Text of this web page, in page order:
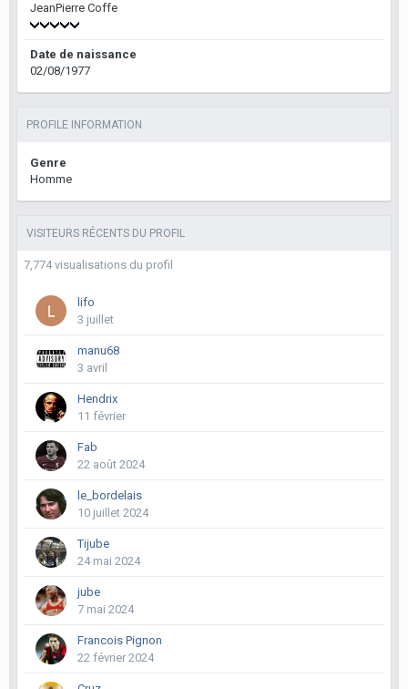
JeanPierre Coffe
Date de naissance
02/08/1977
PROFILE INFORMATION
Genre
Homme
VISITEURS RÉCENTS DU PROFIL
7,774 visualisations du profil
lifo
3 juillet
manu68
3 avril
Hendrix
11 février
Fab
22 août 2024
le_bordelais
10 juillet 2024
Tijube
24 mai 2024
jube
7 mai 2024
Francois Pignon
22 février 2024